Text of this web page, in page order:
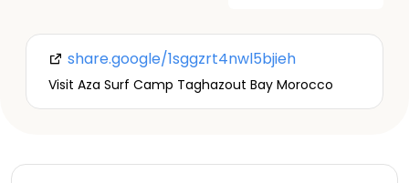
share.google/1sggzrt4nwl5bjieh
Visit Aza Surf Camp Taghazout Bay Morocco